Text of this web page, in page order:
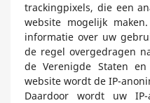
trackingpixels, die een
website mogelijk
informatie over uw
de regel overgedragen
de Verenigde Staten
website wordt de IP-
Daardoor wordt uw